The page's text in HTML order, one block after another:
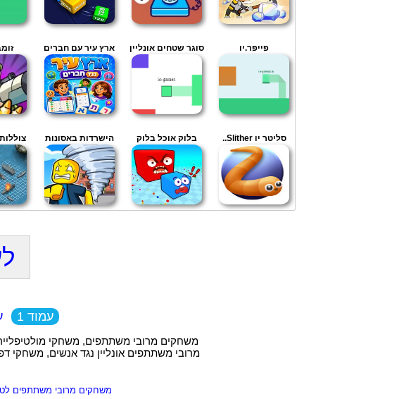
פייפר.יו סוגר שטחים אונליין ארץ עיר עם חברים
סליטר יו Slither.. בלוק אוכל בלוק הישרדות באסונות
עמוד 1
משחקים מרובי משתתפים, משחקי
מרובי משתתפים אונליין נגד אנשים,
משחקים מרובי משתתפים